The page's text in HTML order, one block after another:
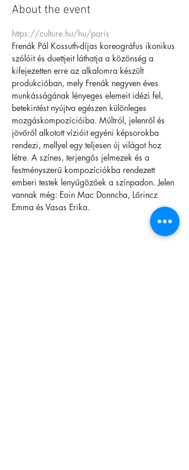
About the event
https://culture.hu/hu/paris
Frenák Pál Kossuth-díjas koreográfus ikonikus
szólóit és duettjeit láthatja a közönség a
kifejezetten erre az alkalomra készült
produkcióban, mely Frenák negyven éves
munkásságának lényeges elemeit idézi fel,
betekintést nyújtva egészen különleges
mozgáskompozícióiba. Múltról, jelenről és
jövőről alkotott vízióit egyéni képsorokba
rendezi, mellyel egy teljesen új világot hoz
létre. A színes, terjengős jelmezek és a
festményszerű kompozíciókba rendezett
emberi testek lenyűgözőek a színpadon. Jelen
vannak még: Eoin Mac Donncha, Lőrincz
Emma és Vasas Erika.